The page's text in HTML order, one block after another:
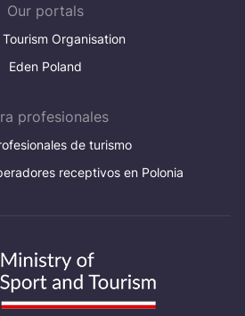
Our portals
Tourism Organisation
Eden Poland
profesionales
de turismo
receptivos en Polonia